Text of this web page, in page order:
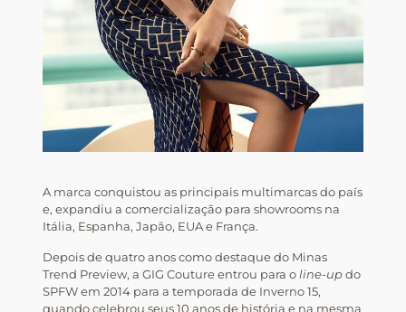
A marca conquistou as principais multimarcas do país
e, expandiu a comercialização para showrooms na
Itália, Espanha, Japão, EUA e França.
Depois de quatro anos como destaque do Minas
Trend Preview, a GIG Couture entrou para o line-updo
SPFW em 2014 para a temporada de Inverno 15,
quando celebrou seus 10 anos de história e na mesma